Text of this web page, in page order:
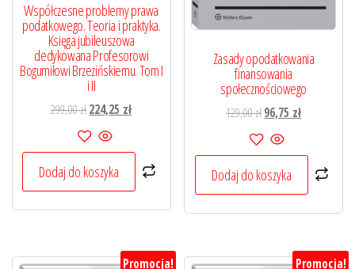
Współczesne problemy prawa
podatkowego. Teoria i praktyka.
Księga jubileuszowa
dedykowana Profesorowi
Bogumiłowi Brzezińskiemu. Tom I
i II
299,00złPierwotna
cena
wynosiła:
299,00 zł.
224,25 złAktualna
224,25 zł.
Dodaj do koszyka
Zasady opodatkowania
finansowania
społecznościowego
129,00złPierwotna
cena
wynosiła:
129,00 zł.
96,75 złAktualna
96,75 zł.
Dodaj do koszyka
Promocja! Promocja!